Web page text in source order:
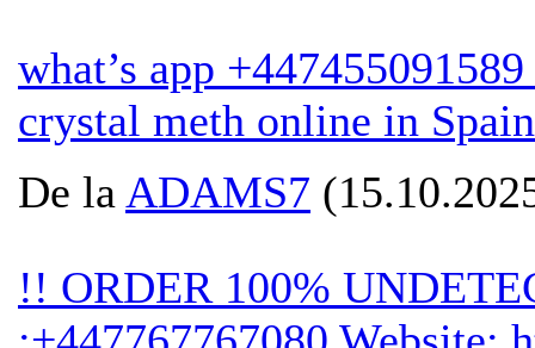
what’s app
crystal meth online in
De la ADAMS7
!! ORDER 100%